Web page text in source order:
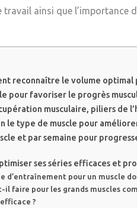
travail ainsi que
reconnaître le volume optimal
pour favoriser le progrès
musculaire, piliers de
le type de muscle pour
et par semaine pour
ses séries efficaces et
d’entraînement pour un muscle
faire pour les grands muscles
?